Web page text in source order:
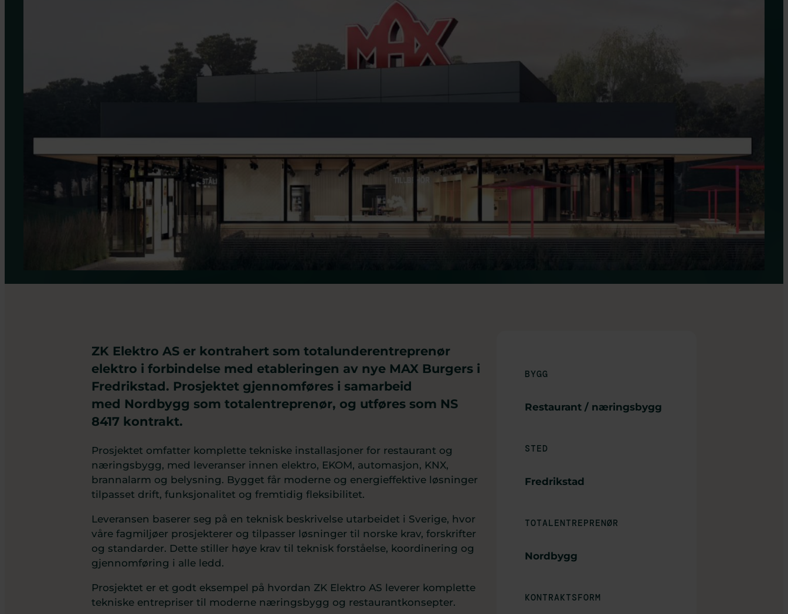
ZK Elektro AS er kontrahert som totalunderentreprenør
elektro i forbindelse med etableringen av nye MAX Burgers i
Fredrikstad. Prosjektet gjennomføres i samarbeid
med Nordbygg som totalentreprenør, og utføres som NS
8417 kontrakt.
Prosjektet omfatter komplette tekniske installasjoner for restaurant og
næringsbygg, med leveranser innen elektro, EKOM, automasjon, KNX,
brannalarm og belysning. Bygget får moderne og energieffektive løsninger
tilpasset drift, funksjonalitet og fremtidig fleksibilitet.
Leveransen baserer seg på en teknisk beskrivelse utarbeidet i Sverige, hvor
våre fagmiljøer prosjekterer og tilpasser løsninger til norske krav, forskrifter
og standarder. Dette stiller høye krav til teknisk forståelse, koordinering og
gjennomføring i alle ledd.
Prosjektet er et godt eksempel på hvordan ZK Elektro AS leverer komplette
tekniske entrepriser til moderne næringsbygg og restaurantkonsepter.
BYGG
Restaurant / næringsbygg
STED
Fredrikstad
TOTALENTREPRENØR
Nordbygg
KONTRAKTSFORM